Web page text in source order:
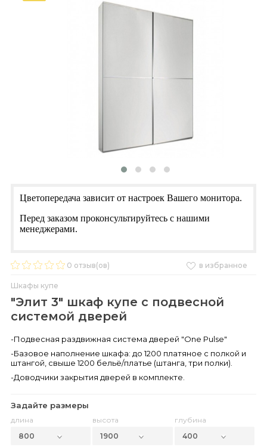
Цветопередача зависит от настроек Вашего монитора.
Перед заказом проконсультируйтесь с нашими
менеджерами.
-Подвесная раздвижная система дверей "One Pulse"
-Базовое наполнение шкафа: до 1200 платяное с полкой и
штангой, свыше 1200 бельё/платье (штанга, три полки).
-Доводчики закрытия дверей в комплекте.
0 отзыв(ов) в избранное
Шкафы купе
"Элит 3" шкаф купе с подвесной
системой дверей
Задайте размеры
длина
800
высота
1900
глубина
400